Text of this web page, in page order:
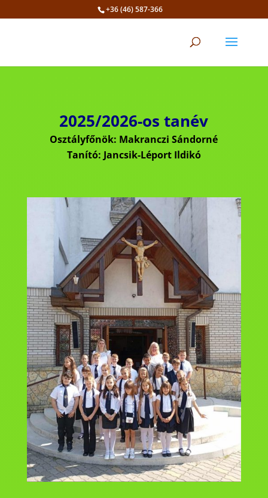
+36 (46) 587-366
2025/2026-os tanév
Osztályfőnök: Makranczi Sándorné
Tanító: Jancsik-Léport Ildikó